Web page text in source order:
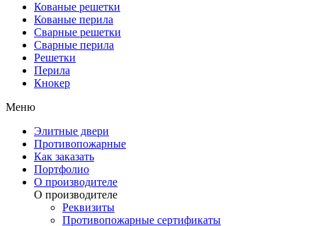
Кованые решетки
Кованые перила
Сварные решетки
Сварные перила
Решетки
Перила
Кнокер
Меню
Элитные двери
Противопожарные
Как заказать
Портфолио
О производителе
О производителе
Реквизиты
Противопожарные сертификаты